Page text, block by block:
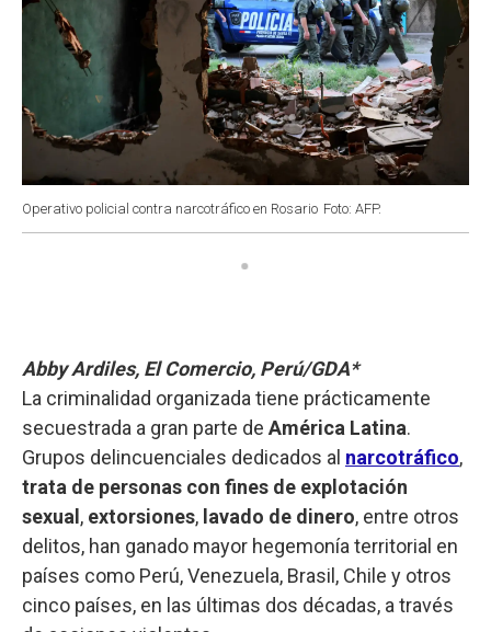
Operativo policial contra narcotráfico en Rosario Foto: AFP.
Abby Ardiles, El Comercio, Perú/GDA*
La criminalidad organizada tiene prácticamente
secuestrada a gran parte de América Latina.
Grupos delincuenciales dedicados al narcotráfico,
trata de personas con fines de explotación
sexual , extorsiones, lavado de dinero, entre otros
delitos, han ganado mayor hegemonía territorial en
países como Perú, Venezuela, Brasil, Chile y otros
cinco países, en las últimas dos décadas, a través